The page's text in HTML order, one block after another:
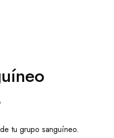
tu grupo sanguíneo.